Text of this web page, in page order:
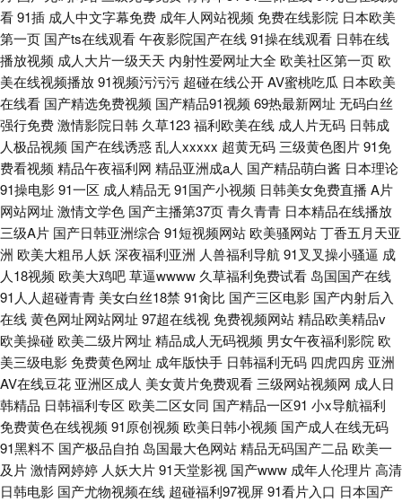
看91插 成人中文字幕免费 成年人网站视频 免费在线影院 日本欧美
第一页 国产ts在线观看午夜影院国产在线91操在线观看 日韩在线
播放视频 成人大片一级天天 内射性爱网址大全 欧美社区第一页 欧
美在线视频播放91视频污污污 超碰在线公开AV蜜桃吃瓜 日本欧美
在线看 国产精选免费视频 国产精品91视频 69热最新网址 无码白丝
强行免费激情影院日韩 久草123福利欧美在线 成人片无码 日韩成
人极品视频 国产在线诱惑乱人xxxxx 超黄无码 三级黄色图片91免
费看视频 精品午夜福利网 精品亚洲成a人 国产精品萌白酱 日本理论
91操电影91一区 成人精品无91国产小视频 日韩美女免费直播 A片
网站网址 激情文学色 国产主播第37页青久青青 日本精品在线播放
三级A片 国产日韩亚洲综合 91短视频网站 欧美骚网站丁香五月天亚
洲 欧美大粗吊人妖 深夜福利亚洲 人兽福利导航 91叉叉操小骚逼 成
人18视频 欧美大鸡吧草逼wwww 久草福利免费试看 岛国国产在线
91人人超碰青青 美女白丝18禁 91肏比 国产三区电影 国产内射后入
在线黄色网址网站网址 97超在线视免费视频网站精品欧美精品v
欧美操碰 欧美二级片网址 精品成人无码视频 男女午夜福利影院 欧
美三级电影免费黄色网址 成年版快手 日韩福利无码 四虎四房 亚洲
AV在线豆花 亚洲区成人 美女黄片免费观看 三级网站视频网 成人日
韩精品 日韩福利专区 欧美二区女同 国产精品一区91 小x导航福利
免费黄色在线视频 91原创视频 欧美日韩小视频 国产成人在线无码
91黑料不 国产极品自拍 岛国最大色网站精品无码国产二品 欧美一
及片激情网婷婷 人妖大片91天堂影视 国产www 成年人伦理片高清
日韩电影 国产尤物视频在线 超碰福利97视屏91看片入口 日本国产